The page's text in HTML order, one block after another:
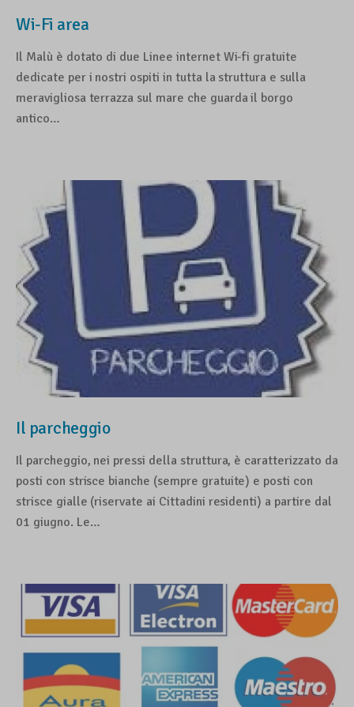
Wi-Fi area
Il Malù è dotato di due Linee internet Wi-fi gratuite
dedicate per i nostri ospiti in tutta la struttura e sulla
meravigliosa terrazza sul mare che guarda il borgo
antico…
Il parcheggio
Il parcheggio, nei pressi della struttura, è caratterizzato da
posti con strisce bianche (sempre gratuite) e posti con
strisce gialle (riservate ai Cittadini residenti) a partire dal
01 giugno. Le…